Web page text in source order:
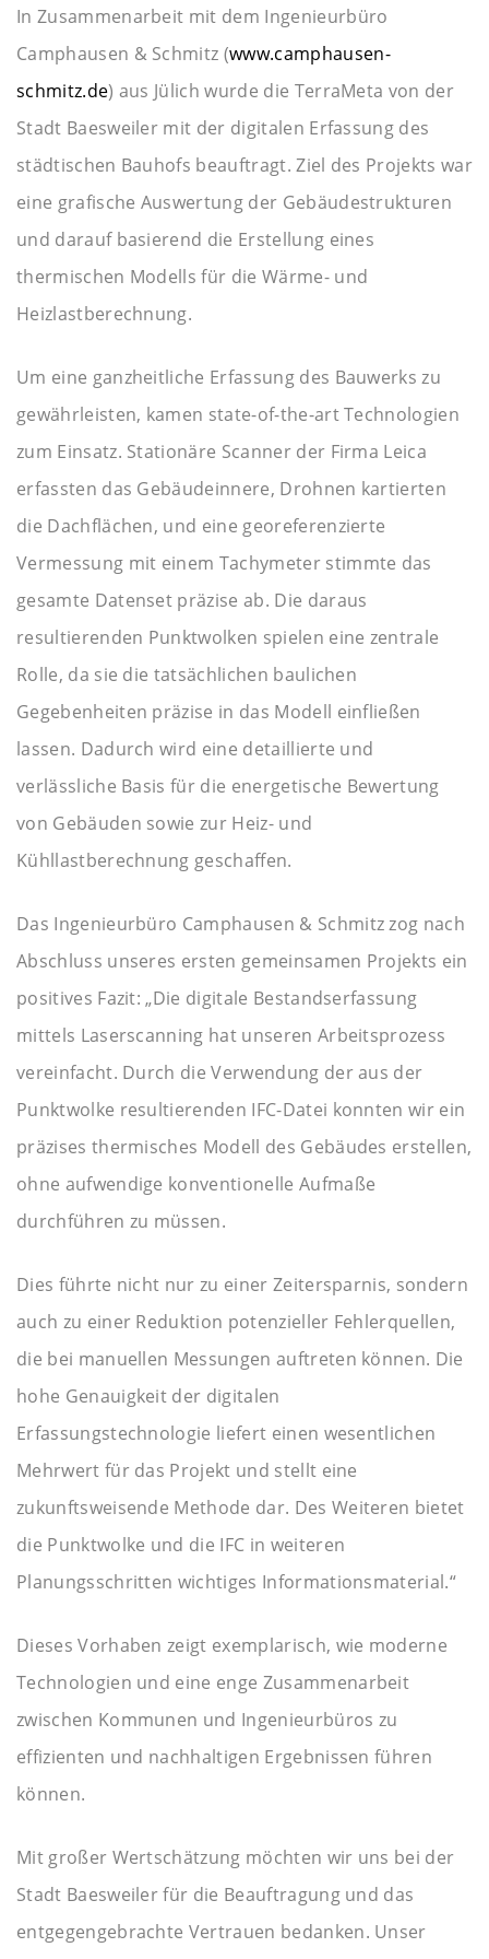
In Zusammenarbeit mit dem Ingenieurbüro
Camphausen & Schmitz (www.camphausen-
schmitz.de) aus Jülich wurde die TerraMeta von der
Stadt Baesweiler mit der digitalen Erfassung des
städtischen Bauhofs beauftragt. Ziel des Projekts war
eine grafische Auswertung der Gebäudestrukturen
und darauf basierend die Erstellung eines
thermischen Modells für die Wärme- und
Heizlastberechnung.
Um eine ganzheitliche Erfassung des Bauwerks zu
gewährleisten, kamen state-of-the-art Technologien
zum Einsatz. Stationäre Scanner der Firma Leica
erfassten das Gebäudeinnere, Drohnen kartierten
die Dachflächen, und eine georeferenzierte
Vermessung mit einem Tachymeter stimmte das
gesamte Datenset präzise ab. Die daraus
resultierenden Punktwolken spielen eine zentrale
Rolle, da sie die tatsächlichen baulichen
Gegebenheiten präzise in das Modell einfließen
lassen. Dadurch wird eine detaillierte und
verlässliche Basis für die energetische Bewertung
von Gebäuden sowie zur Heiz- und
Kühllastberechnung geschaffen.
Das Ingenieurbüro Camphausen & Schmitz zog nach
Abschluss unseres ersten gemeinsamen Projekts ein
positives Fazit: „Die digitale Bestandserfassung
mittels Laserscanning hat unseren Arbeitsprozess
vereinfacht. Durch die Verwendung der aus der
Punktwolke resultierenden IFC-Datei konnten wir ein
präzises thermisches Modell des Gebäudes erstellen,
ohne aufwendige konventionelle Aufmaße
durchführen zu müssen.
Dies führte nicht nur zu einer Zeitersparnis, sondern
auch zu einer Reduktion potenzieller Fehlerquellen,
die bei manuellen Messungen auftreten können. Die
hohe Genauigkeit der digitalen
Erfassungstechnologie liefert einen wesentlichen
Mehrwert für das Projekt und stellt eine
zukunftsweisende Methode dar. Des Weiteren bietet
die Punktwolke und die IFC in weiteren
Planungsschritten wichtiges Informationsmaterial.“
Dieses Vorhaben zeigt exemplarisch, wie moderne
Technologien und eine enge Zusammenarbeit
zwischen Kommunen und Ingenieurbüros zu
effizienten und nachhaltigen Ergebnissen führen
können.
Mit großer Wertschätzung möchten wir uns bei der
Stadt Baesweiler für die Beauftragung und das
entgegengebrachte Vertrauen bedanken. Unser